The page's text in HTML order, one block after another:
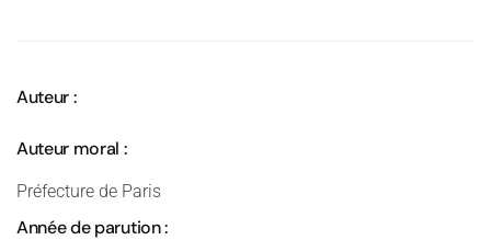
Auteur :
Auteur moral :
Préfecture de Paris
Année de parution :